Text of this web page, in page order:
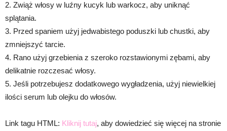
2. Zwiąż włosy w luźny kucyk lub warkocz, aby uniknąć
splątania.
3. Przed spaniem użyj jedwabistego poduszki lub chustki, aby
zmniejszyć tarcie.
4. Rano użyj grzebienia z szeroko rozstawionymi zębami, aby
delikatnie rozczesać włosy.
5. Jeśli potrzebujesz dodatkowego wygładzenia, użyj niewielkiej
ilości serum lub olejku do włosów.
Link tagu HTML: Kliknij tutaj, aby dowiedzieć się więcej na stronie